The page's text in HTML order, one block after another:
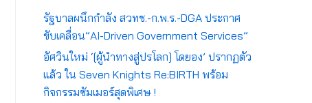
รัฐบาลผนึกกำลัง สวทช.-ก.พ.ร.-DGA ประกาศ
ขับเคลื่อน”AI-Driven Government Services”
อัศวินใหม่ ‘[ผู้นำทางสู่ปรโลก] โดยอง’ ปรากฏตัว
แล้ว ใน Seven Knights Re:BIRTH พร้อม
กิจกรรมซัมเมอร์สุดพิเศษ !